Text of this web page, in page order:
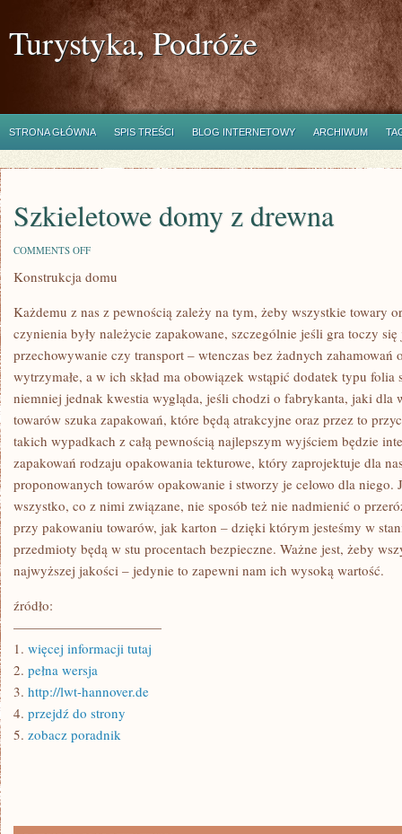
Turystyka, Podróże
STRONA GŁÓWNA SPIS TREŚCI BLOG INTERNETOWY ARCHIWUM
Szkieletowe domy z drewna
COMMENTS OFFON
DOMY
Konstrukcja domu
Każdemu z nas z pewnością zależy na tym, żeby wszystkie towary
czynienia były należycie zapakowane, szczególnie jeśli gra toczy się
przechowywanie czy transport – wtenczas bez żadnych zahamowań
wytrzymałe, a w ich skład ma obowiązek wstąpić dodatek typu folia
niemniej jednak kwestia wygląda, jeśli chodzi o fabrykanta, jaki dla
towarów szuka zapakowań, które będą atrakcyjne oraz przez to
takich wypadkach z całą pewnością najlepszym wyjściem będzie
zapakowań rodzaju opakowania tekturowe, który zaprojektuje dla
proponowanych towarów opakowanie i stworzy je celowo dla niego.
wszystko, co z nimi związane, nie sposób też nie nadmienić o
przy pakowaniu towarów, jak karton – dzięki którym jesteśmy w
przedmioty będą w stu procentach bezpieczne. Ważne jest, żeby
najwyższej jakości – jedynie to zapewni nam ich wysoką wartość.
źródło:
———————————
1. więcej informacji tutaj
2. pełna wersja
3. http://lwt-hannover.de
4. przejdź do strony
5. zobacz poradnik